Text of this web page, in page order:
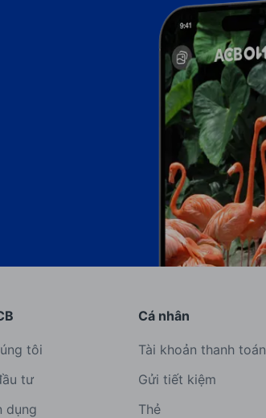
tôi
tư
dụng
Cá nhân
Tài khoản thanh toán
Gửi tiết kiệm
Thẻ